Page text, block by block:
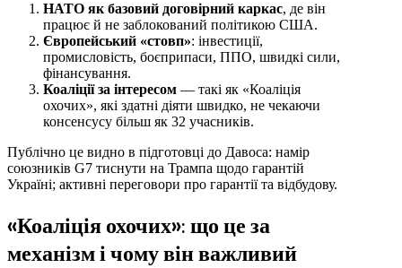
НАТО як базовий договірний каркас, де він
працює й не заблокований політикою США.
Європейський «стовп»: інвестиції,
промисловість, боєприпаси, ППО, швидкі сили,
фінансування.
Коаліції за інтересом — такі як «Коаліція
охочих», які здатні діяти швидко, не чекаючи
консенсусу більш як 32 учасників.
Публічно це видно в підготовці до Давоса: намір
союзників G7 тиснути на Трампа щодо гарантій
Україні; активні переговори про гарантії та відбудову.
«Коаліція охочих»: що це за
механізм і чому він важливий